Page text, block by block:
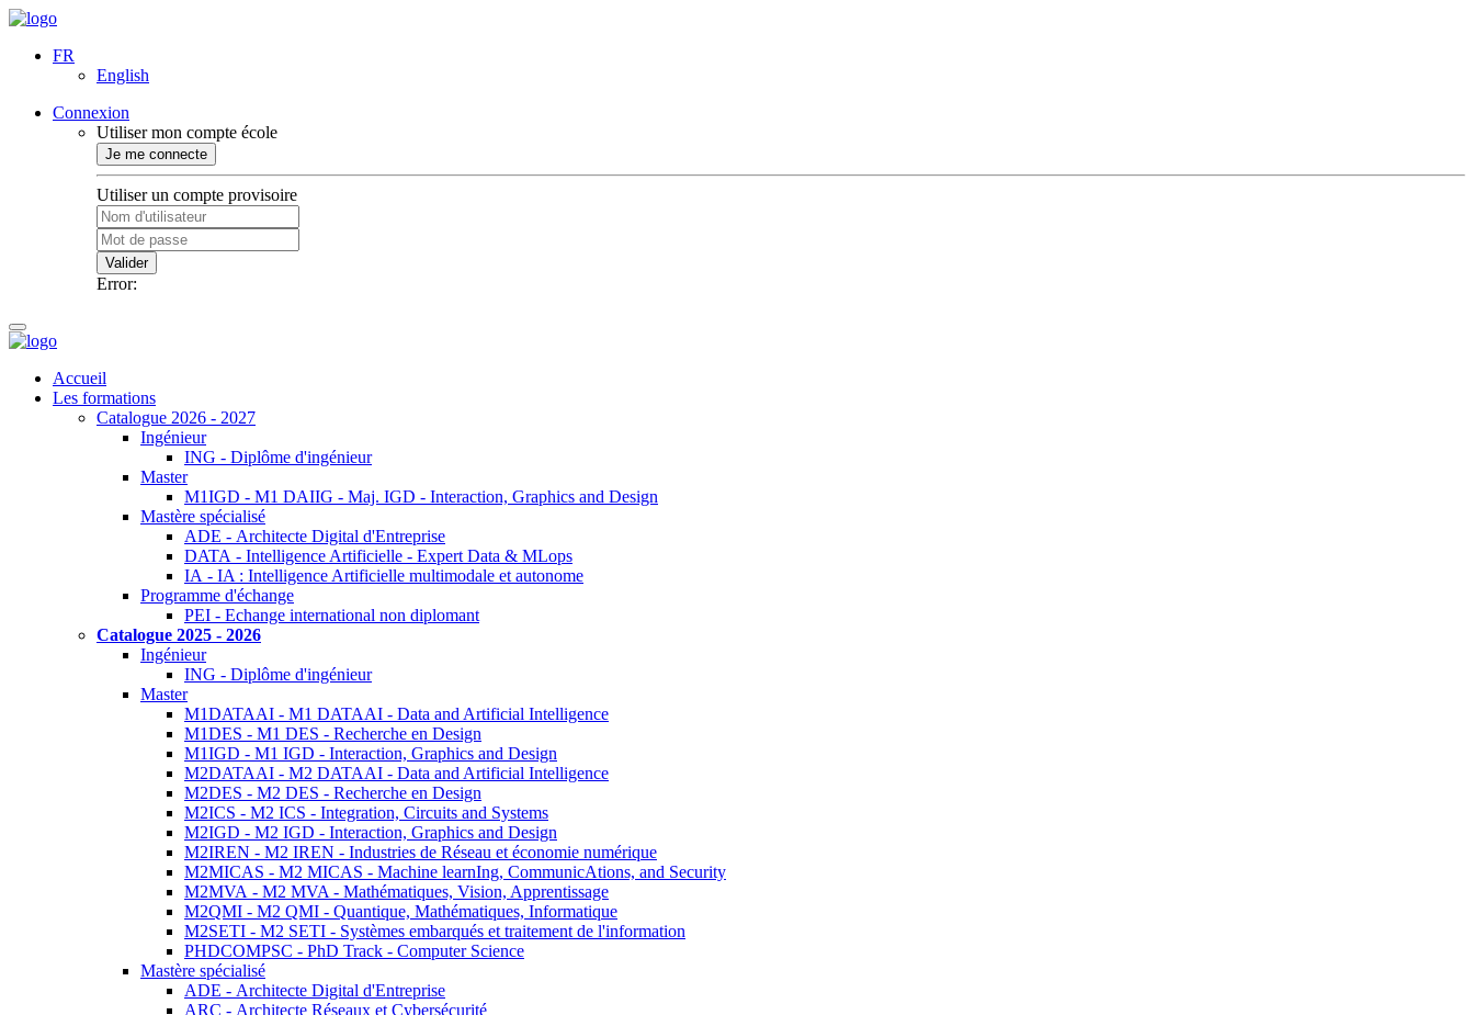
FR
English
Connexion
Utiliser mon compte école
Je me connecte
Utiliser un compte provisoire
Valider
Error:
Accueil
Les formations
Catalogue 2026 - 2027
Ingénieur
ING - Diplôme d'ingénieur
Master
M1IGD - M1 DAIIG - Maj. IGD - Interaction, Graphics and Design
Mastère spécialisé
ADE - Architecte Digital d'Entreprise
DATA - Intelligence Artificielle - Expert Data & MLops
IA - IA : Intelligence Artificielle multimodale et autonome
Programme d'échange
PEI - Echange international non diplomant
Catalogue 2025 - 2026
Ingénieur
ING - Diplôme d'ingénieur
Master
M1DATAAI - M1 DATAAI - Data and Artificial Intelligence
M1DES - M1 DES - Recherche en Design
M1IGD - M1 IGD - Interaction, Graphics and Design
M2DATAAI - M2 DATAAI - Data and Artificial Intelligence
M2DES - M2 DES - Recherche en Design
M2ICS - M2 ICS - Integration, Circuits and Systems
M2IGD - M2 IGD - Interaction, Graphics and Design
M2IREN - M2 IREN - Industries de Réseau et économie numérique
M2MICAS - M2 MICAS - Machine learnIng, CommunicAtions, and Security
M2MVA - M2 MVA - Mathématiques, Vision, Apprentissage
M2QMI - M2 QMI - Quantique, Mathématiques, Informatique
M2SETI - M2 SETI - Systèmes embarqués et traitement de l'information
PHDCOMPSC - PhD Track - Computer Science
Mastère spécialisé
ADE - Architecte Digital d'Entreprise
ARC - Architecte Réseaux et Cybersécurité